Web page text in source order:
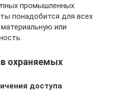
промышленных
понадобится для всех
или
охраняемых
доступа